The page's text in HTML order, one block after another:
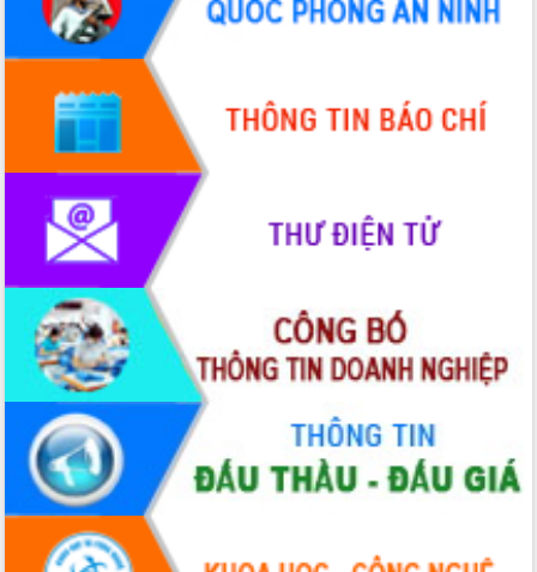
Họp báo thông tin về Hội nghị Công bố
Quy hoạch và Xúc tiến đầu tư tỉnh Đắk
Lắk
Khơi thông điểm nghẽn, đẩy nhanh
giải ngân vốn khắc phục thiên tai
HĐND tỉnh thông qua điều chỉnh Quy
hoạch tỉnh thời kỳ 2021-2030
Hội thảo góp ý hồ sơ điều chỉnh quy
hoạch tỉnh Đắk Lắk thời kỳ 2021-2030,
tầm nhìn đến năm 2050
Nâng cao hiệu quả hoạt động của các
doanh nghiệp nhà nước
Hội nghị triển khai kết nối mạng
truyền số liệu chuyên dùng phục vụ cơ
quan Đảng, Nhà nước
Lễ phát động chuỗi hoạt động chung
tay làm sạch môi trường
Xã Ea Kar bước chuyển mình trong
công tác cải cách hành chính mô hình
mới
UBND tỉnh họp báo định kỳ tháng 4
năm 2026